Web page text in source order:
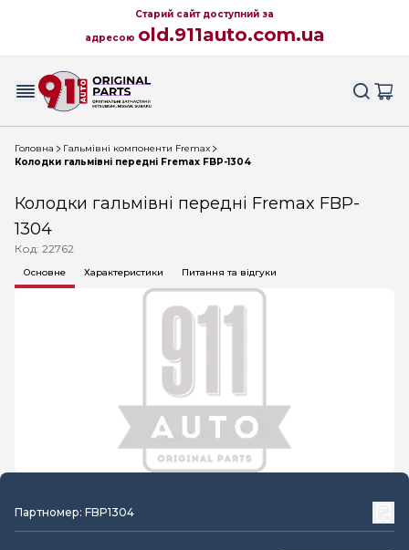
Старий сайт доступний за
адресою old.911auto.com.ua
Головна
Гальмівні компоненти Fremax
Колодки гальмівні передні Fremax FBP-1304
Колодки гальмівні передні Fremax FBP-
1304
Код: 22762
Основне Характеристики Питання та відгуки
Партномер: FBP1304